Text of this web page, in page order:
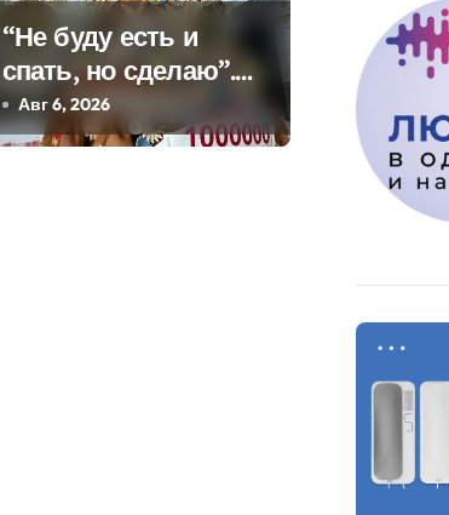
“Не буду есть и
спать, но сделаю”.
Мастерица из
Молодечно о 50-
Авг 6, 2026